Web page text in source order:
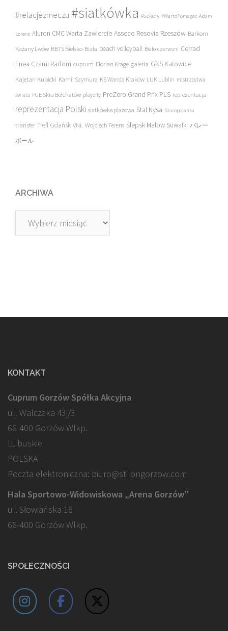
#relacjezmeczu #siatkówka #szkoły #WartoPomagac Adam
Lorenc Aluron CMC Warta Zawiercie Asseco Resovia Rzeszów Barkom
Każany Lwów BBTS Bielsko-Biała beach volleyball Biało-czerwoni Cerrad
Enea Czarni Radom cuprum Florian Krage galeria GKS Katowice
Kajetan Kubicki Kamil Szymura KS Wanda Kraków LUK Lublin mistrzostwa
świata PGE Skra Bełchatów playoffy PreZero Grand Prix PLS reprezentacja
reprezentacja Polski siatkówka plażowa Stal Nysa Staropolanka
transfer Trefl Gdańsk VNL Wojciech Ferens Ślepsk Malow Suwałki バレー
ボール
ARCHIWA
Archiwa
KONTAKT
Cuprum Gorzów Spółka Akcyjna
ul. Walczaka 43j/3
66-400 Gorzów Wlkp.
Lubuskie
POLSKA
Poczta elektroniczna: biuro@stilongorzow.com
Hala Sportowo-Widowiskowa „Arena Gorzów”
ul. Słowiańska 16
66-400 Gorzów Wlkp.
SPOŁECZNOŚCI